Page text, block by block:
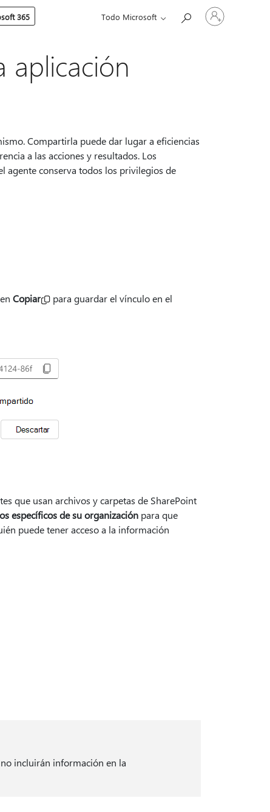
365 Todo Microsoft
Iniciar
sesión
aplicación
Compartirla puede dar lugar a eficiencias
a las acciones y resultados. Los
agente conserva todos los privilegios de
Copiar
para guardar el vínculo en el
que usan archivos y carpetas de SharePoint
específicos de su organización para que
puede tener acceso a la información
incluirán información en la